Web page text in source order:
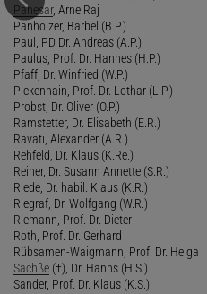
Panesar, Arne Raj
Panholzer, Bärbel (B.P.)
Paul, PD Dr. Andreas (A.P.)
Paulus, Prof. Dr. Hannes (H.P.)
Pfaff, Dr. Winfried (W.P.)
Pickenhain, Prof. Dr. Lothar (L.P.)
Probst, Dr. Oliver (O.P.)
Ramstetter, Dr. Elisabeth (E.R.)
Ravati, Alexander (A.R.)
Rehfeld, Dr. Klaus (K.Re.)
Reiner, Dr. Susann Annette (S.R.)
Riede, Dr. habil. Klaus (K.R.)
Riegraf, Dr. Wolfgang (W.R.)
Riemann, Prof. Dr. Dieter
Roth, Prof. Dr. Gerhard
Rübsamen-Waigmann, Prof. Dr. Helga
Sachße (†), Dr. Hanns (H.S.)
Sander, Prof. Dr. Klaus (K.S.)